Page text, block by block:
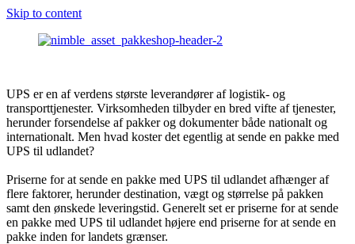
Skip to content
UPS er en af verdens største leverandører af logistik- og
transporttjenester. Virksomheden tilbyder en bred vifte af tjenester,
herunder forsendelse af pakker og dokumenter både nationalt og
internationalt. Men hvad koster det egentlig at sende en pakke med
UPS til udlandet?
Priserne for at sende en pakke med UPS til udlandet afhænger af
flere faktorer, herunder destination, vægt og størrelse på pakken
samt den ønskede leveringstid. Generelt set er priserne for at sende
en pakke med UPS til udlandet højere end priserne for at sende en
pakke inden for landets grænser.